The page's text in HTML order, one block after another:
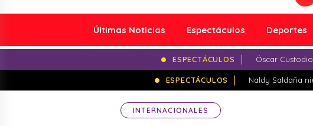
Últimas Noticias Espectáculos Deportes
ESPECTÁCULOS Óscar
ESPECTÁCULOS Naldy Saldaña
INTERNACIONALES